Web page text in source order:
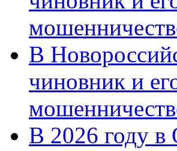
В
чиновник и
В 2026 году